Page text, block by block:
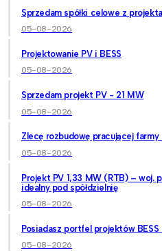
Sprzedam spółki celowe z
05-08-2026
Projektowanie PV i BESS
05-08-2026
Sprzedam projekt PV - 21 MW
05-08-2026
Zlecę rozbudowę pracującej farmy
05-08-2026
Projekt PV 1,33 MW (RTB) – woj.
idealny pod spółdzielnię
05-08-2026
Posiadasz portfel projektów
05-08-2026